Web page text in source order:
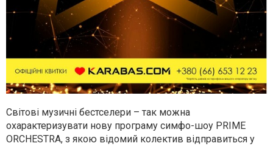
Світові музичні бестселери – так можна
охарактеризувати нову програму симфо-шоу PRIME
ORCHESTRA, з якою відомий колектив відправиться у